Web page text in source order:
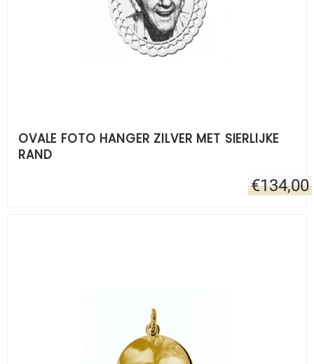
OVALE FOTO HANGER ZILVER MET SIERLIJKE
RAND
€134,00